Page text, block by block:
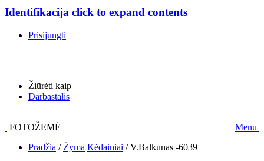
Identifikacija click to expand contents
Prisijungti
Žiūrėti kaip
Darbastalis
FOTOŽEMĖ
Menu
Pradžia / Žyma Kėdainiai /V.Balkunas -6039